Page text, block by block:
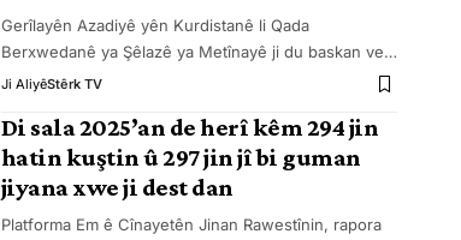
Gerîlayên Azadiyê yên Kurdistanê li Qada
Berxwedanê ya Şêlazê ya Metînayê ji du baskan ve…
Ji AliyêStêrk TV
Di sala 2025’an de herî kêm 294 jin
hatin kuştin û 297 jin jî bi guman
jiyana xwe ji dest dan
Platforma Em ê Cînayetên Jinan Rawestînin, rapora